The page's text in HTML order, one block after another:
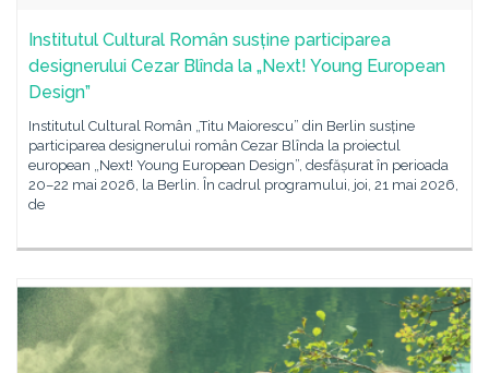
Institutul Cultural Român susține participarea
designerului Cezar Blînda la „Next! Young European
Design”
Institutul Cultural Român „Titu Maiorescu” din Berlin susține
participarea designerului român Cezar Blînda la proiectul
european „Next! Young European Design”, desfășurat în perioada
20–22 mai 2026, la Berlin. În cadrul programului, joi, 21 mai 2026,
de